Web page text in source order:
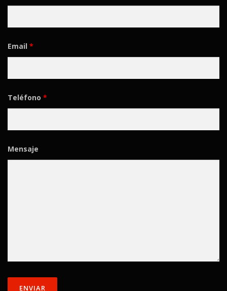
Email *
Teléfono *
Mensaje